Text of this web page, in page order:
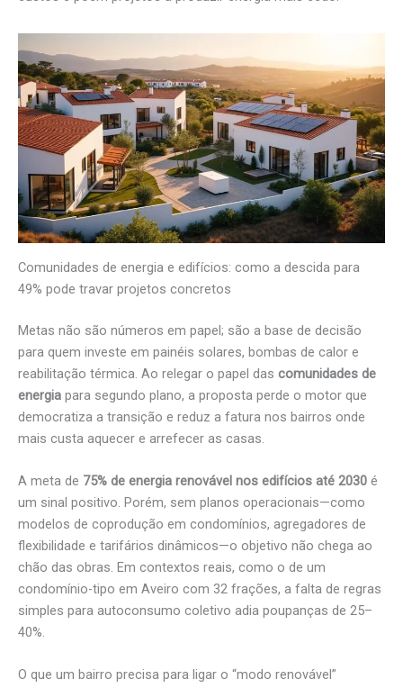
Comunidades de energia e edifícios: como a descida para
49% pode travar projetos concretos
Metas não são números em papel; são a base de decisão
para quem investe em painéis solares, bombas de calor e
reabilitação térmica. Ao relegar o papel das comunidades de
energia para segundo plano, a proposta perde o motor que
democratiza a transição e reduz a fatura nos bairros onde
mais custa aquecer e arrefecer as casas.
A meta de 75% de energia renovável nos edifícios até 2030 é
um sinal positivo. Porém, sem planos operacionais—como
modelos de coprodução em condomínios, agregadores de
flexibilidade e tarifários dinâmicos—o objetivo não chega ao
chão das obras. Em contextos reais, como o de um
condomínio-tipo em Aveiro com 32 frações, a falta de regras
simples para autoconsumo coletivo adia poupanças de 25–
40%.
O que um bairro precisa para ligar o “modo renovável”